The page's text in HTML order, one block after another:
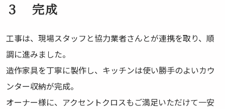
３ 完成
工事は、現場スタッフと協力業者さんとが連携を取り、順
調に進みました。
造作家具を丁寧に製作し、キッチンは使い勝手のよいカウ
ンター収納が完成。
オーナー様に、アクセントクロスもご満足いただけて一安